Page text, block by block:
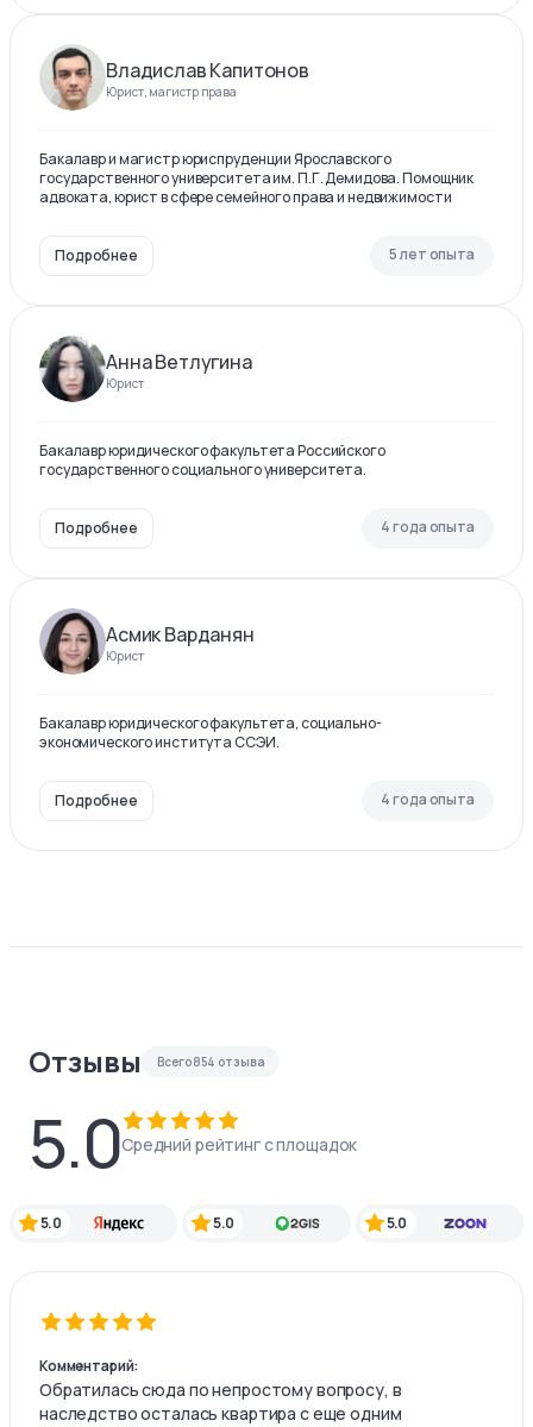
Владислав Капитонов
Юрист, магистр права
Бакалавр и магистр юриспруденции Ярославского
государственного университета им. П.Г. Демидова. Помощник
адвоката, юрист в сфере семейного права и недвижимости
Подробнее 5 лет опыта
Анна Ветлугина
Юрист
Бакалавр юридического факультета Российского
государственного социального университета.
Подробнее 4 года опыта
Асмик Варданян
Юрист
Бакалавр юридического факультета, социально-
экономического института ССЭИ.
Подробнее 4 года опыта
Отзывы Всего854 отзыва
5.0Средний рейтинг с площадок
5.0 5.0 5.0
Комментарий:
Обратилась сюда по непростому вопросу, в
наследство осталась квартира с еще одним